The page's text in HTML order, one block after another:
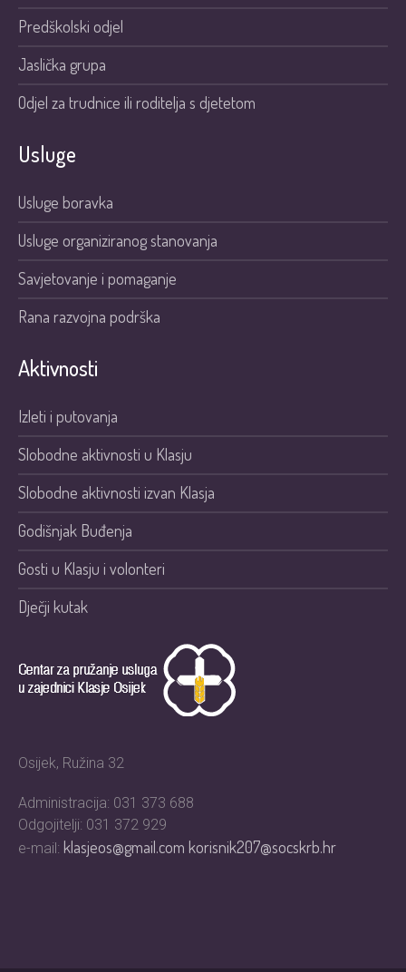
Predškolski odjel
Jaslička grupa
Odjel za trudnice ili roditelja s djetetom
Usluge
Usluge boravka
Usluge organiziranog stanovanja
Savjetovanje i pomaganje
Rana razvojna podrška
Aktivnosti
Izleti i putovanja
Slobodne aktivnosti u Klasju
Slobodne aktivnosti izvan Klasja
Godišnjak Buđenja
Gosti u Klasju i volonteri
Dječji kutak
Osijek, Ružina 32
Administracija: 031 373 688
Odgojitelji: 031 372 929
e-mail: klasjeos@gmail.comkorisnik207@socskrb.hr